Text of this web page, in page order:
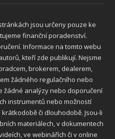
jsou určeny pouze ke
finanční poradenství.
Informace na tomto webu
kteří zde publikují. Nejsme
brokerem, dealerem,
žádného regulačního nebo
žádné analýzy nebo doporučení
instrumentů nebo možností
či dlouhodobě. Jsou-li
materiálech, v dokumentech
ve webinářích či v online